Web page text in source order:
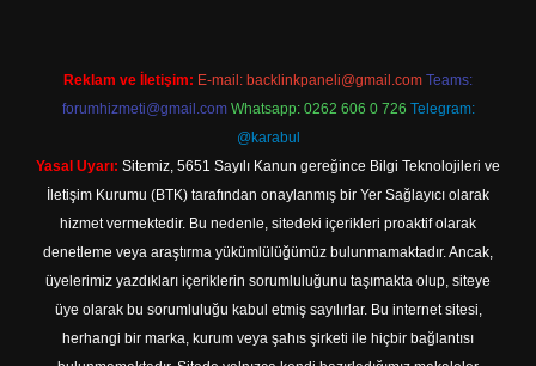
Reklam ve İletişim: E-mail: backlinkpaneli@gmail.com Teams:
forumhizmeti@gmail.com Whatsapp: 0262 606 0 726 Telegram:
@karabul
Yasal Uyarı: Sitemiz, 5651 Sayılı Kanun gereğince Bilgi Teknolojileri ve
İletişim Kurumu (BTK) tarafından onaylanmış bir Yer Sağlayıcı olarak
hizmet vermektedir. Bu nedenle, sitedeki içerikleri proaktif olarak
denetleme veya araştırma yükümlülüğümüz bulunmamaktadır. Ancak,
üyelerimiz yazdıkları içeriklerin sorumluluğunu taşımakta olup, siteye
üye olarak bu sorumluluğu kabul etmiş sayılırlar. Bu internet sitesi,
herhangi bir marka, kurum veya şahıs şirketi ile hiçbir bağlantısı